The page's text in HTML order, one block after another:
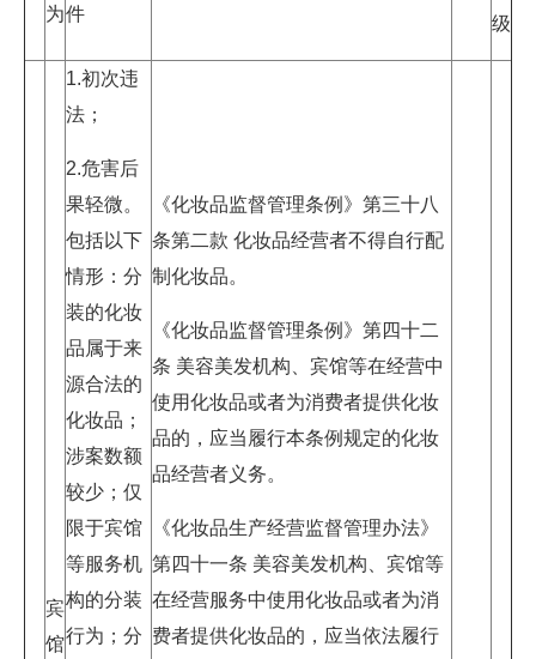
为件
级
宾
馆
1.初次违
法；
2.危害后
果轻微。
包括以下
情形：分
装的化妆
品属于来
源合法的
化妆品；
涉案数额
较少；仅
限于宾馆
等服务机
构的分装
行为；分
《化妆品监督管理条例》第三十八
条第二款 化妆品经营者不得自行配
制化妆品。
《化妆品监督管理条例》第四十二
条 美容美发机构、宾馆等在经营中
使用化妆品或者为消费者提供化妆
品的，应当履行本条例规定的化妆
品经营者义务。
《化妆品生产经营监督管理办法》
第四十一条 美容美发机构、宾馆等
在经营服务中使用化妆品或者为消
费者提供化妆品的，应当依法履行